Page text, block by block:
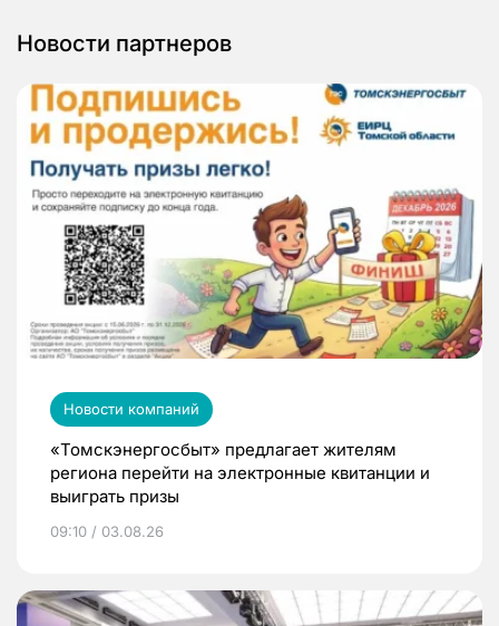
Новости партнеров
Новости компаний
«Томскэнергосбыт» предлагает жителям
региона перейти на электронные квитанции и
выиграть призы
09:10 / 03.08.26